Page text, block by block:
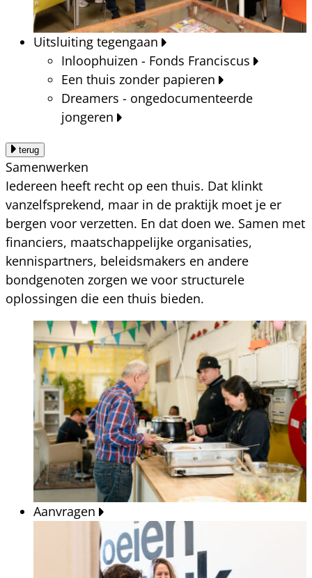
Uitsluiting tegengaan
Inloophuizen - Fonds Franciscus
Een thuis zonder papieren
Dreamers - ongedocumenteerde
jongeren
terug
Samenwerken
Iedereen heeft recht op een thuis. Dat klinkt
vanzelfsprekend, maar in de praktijk moet je er
bergen voor verzetten. En dat doen we. Samen met
financiers, maatschappelijke organisaties,
kennispartners, beleidsmakers en andere
bondgenoten zorgen we voor structurele
oplossingen die een thuis bieden.
Aanvragen